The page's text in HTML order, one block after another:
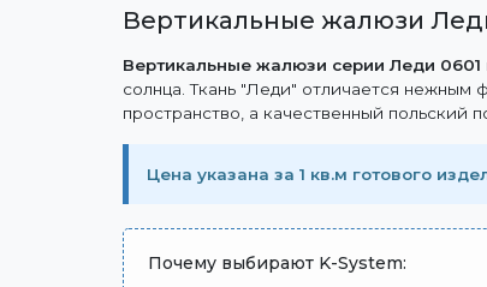
Вертикальные жалюзи
Вертикальные жалюзи серии Леди 0601
солнца. Ткань "Леди" отличается нежным
пространство, а качественный польский
Цена указана за 1 кв.м готового
Почему выбирают K-System: